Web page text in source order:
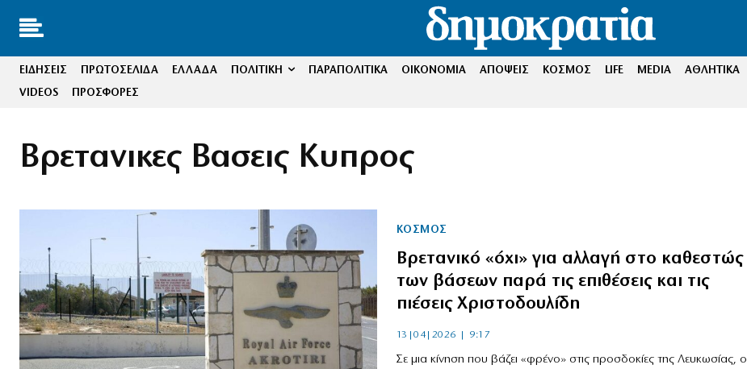
ΕΙΔΗΣΕΙΣ ΠΡΩΤΟΣΕΛΙΔΑ ΕΛΛΑΔΑ ΠΟΛΙΤΙΚΗ ΠΑΡΑΠΟΛΙΤΙΚΑ ΟΙΚΟΝΟΜΙΑ ΑΠΟΨΕΙΣ ΚΟΣΜΟΣ LIFE MEDIA ΑΘΛΗΤΙΚΑ
VIDEOS
ΠΡΟΣΦΟΡΕΣ
Βρετανικες Βασεις Κυπρος
ΚΟΣΜΟΣ
Βρετανικό «όχι» για αλλαγή στο καθεστώς
των βάσεων παρά τις επιθέσεις και τις
πιέσεις Χριστοδουλίδη
13|04|2026 | 9:17
Σε μια κίνηση που βάζει «φρένο» στις προσδοκίες της Λευκωσίας, ο